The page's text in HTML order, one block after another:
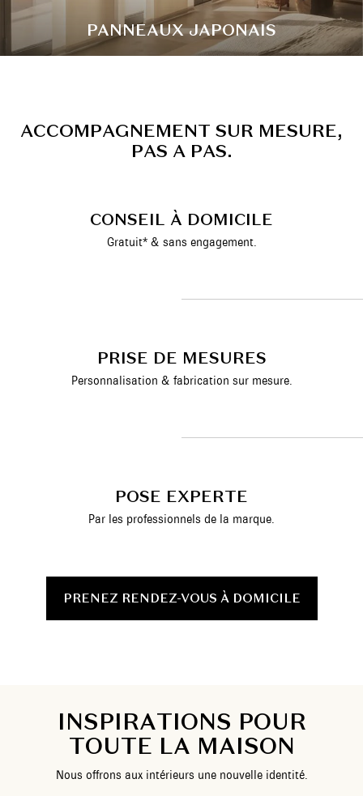
PANNEAUX JAPONAIS
ACCOMPAGNEMENT SUR MESURE,
PAS A PAS.
CONSEIL À DOMICILE
Gratuit* & sans engagement.
PRISE DE MESURES
Personnalisation & fabrication sur mesure.
POSE EXPERTE
Par les professionnels de la marque.
PRENEZ RENDEZ-VOUS À DOMICILE
INSPIRATIONS POUR
TOUTE LA MAISON
Nous offrons aux intérieurs une nouvelle identité.